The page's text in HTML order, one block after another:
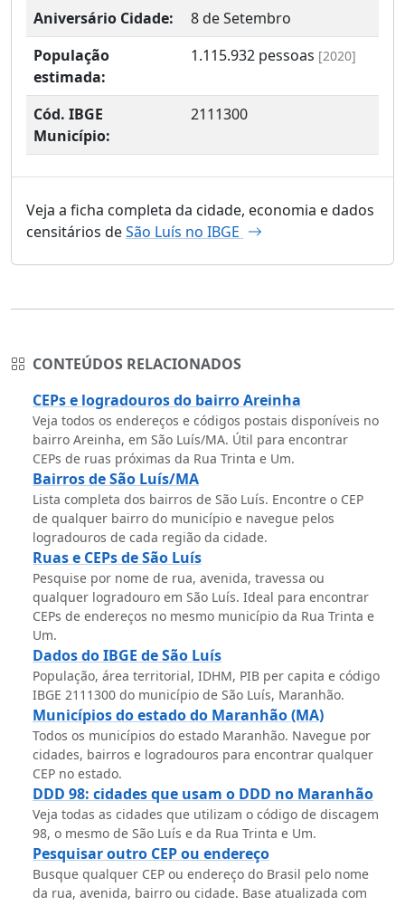
Aniversário Cidade:
8 de Setembro
População
estimada:
1.115.932 pessoas [2020]
Cód. IBGE
Município:
2111300
Veja a ficha completa da cidade, economia e dados
censitários deSão Luís no IBGE
CONTEÚDOS RELACIONADOS
CEPs e logradouros do bairro Areinha
Veja todos os endereços e códigos postais disponíveis no
bairro Areinha, em São Luís/MA. Útil para encontrar
CEPs de ruas próximas da Rua Trinta e Um.
Bairros de São Luís/MA
Lista completa dos bairros de São Luís. Encontre o CEP
de qualquer bairro do município e navegue pelos
logradouros de cada região da cidade.
Ruas e CEPs de São Luís
Pesquise por nome de rua, avenida, travessa ou
qualquer logradouro em São Luís. Ideal para encontrar
CEPs de endereços no mesmo município da Rua Trinta e
Um.
Dados do IBGE de São Luís
População, área territorial, IDHM, PIB per capita e código
IBGE 2111300 do município de São Luís, Maranhão.
Municípios do estado do Maranhão (MA)
Todos os municípios do estado Maranhão. Navegue por
cidades, bairros e logradouros para encontrar qualquer
CEP no estado.
DDD 98: cidades que usam o DDD no Maranhão
Veja todas as cidades que utilizam o código de discagem
98, o mesmo de São Luís e da Rua Trinta e Um.
Pesquisar outro CEP ou endereço
Busque qualquer CEP ou endereço do Brasil pelo nome
da rua, avenida, bairro ou cidade. Base atualizada com